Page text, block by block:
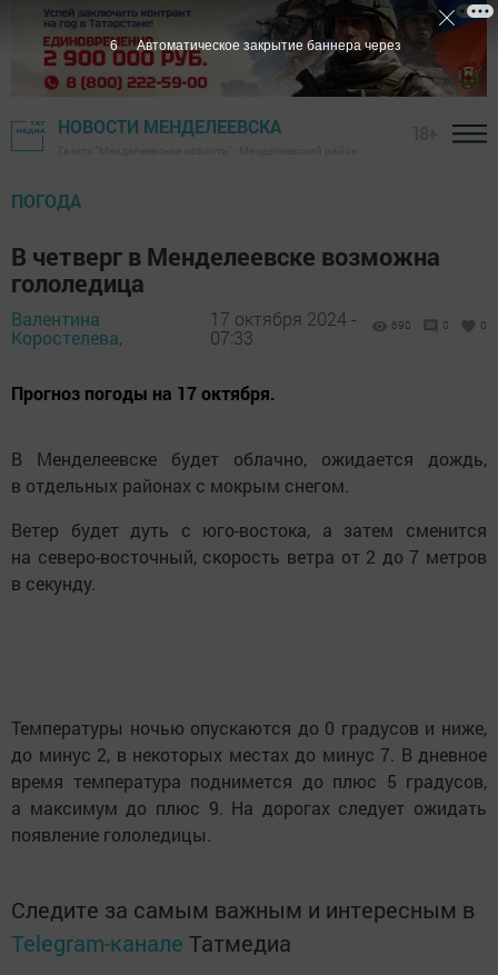
НОВОСТИ МЕНДЕЛЕЕВСКА
ПОГОДА
В четверг в Менделеевске возможна
гололедица
Валентина
Коростелева,
17 октября 2024 -
07:33
690 0 0
Прогноз погоды на 17 октября.
В Менделеевске будет облачно, ожидается дождь,
в отдельных районах с мокрым снегом.
Ветер будет дуть с юго-востока, а затем сменится
на северо-восточный, скорость ветра от 2 до 7 метров
в секунду.
Температуры ночью опускаются до 0 градусов и ниже,
до минус 2, в некоторых местах до минус 7. В дневное
время температура поднимется до плюс 5 градусов,
а максимум до плюс 9. На дорогах следует ожидать
появление гололедицы.
Следите за самым важным и интересным в
Telegram-канале Татмедиа
6 Автоматическое закрытие баннера через